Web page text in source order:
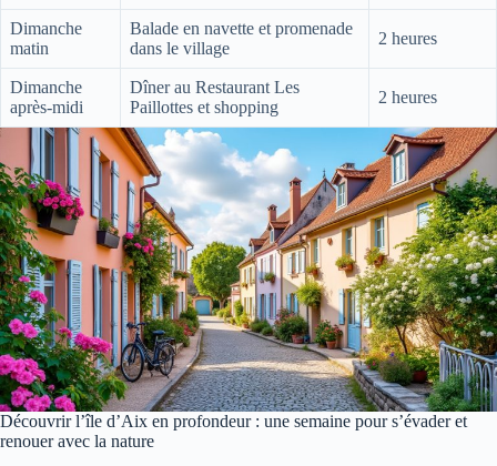
Dimanche
matin
Balade en navette et promenade
dans le village
2 heures
Dimanche
après-midi
Dîner au Restaurant Les
Paillottes et shopping
2 heures
Découvrir l’île d’Aix en profondeur : une semaine pour s’évader et
renouer avec la nature